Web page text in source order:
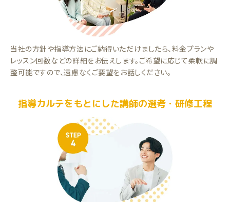
当社の方針や指導方法にご納得いただけましたら、料金プランや
レッスン回数などの詳細をお伝えします。ご希望に応じて柔軟に調
整可能ですので、遠慮なくご要望をお話しください。
指導カルテをもとにした講師の選考・研修工程